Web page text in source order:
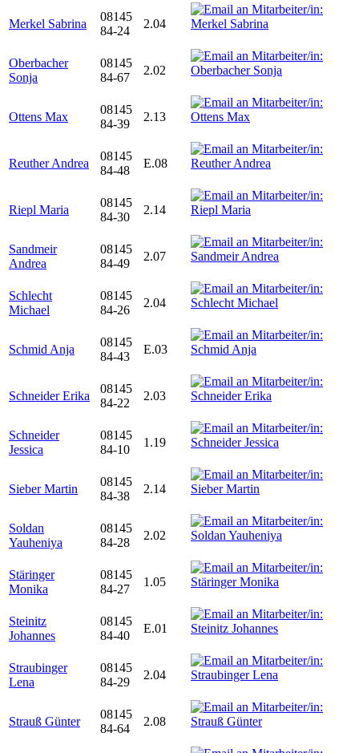
Merkel Sabrina
08145
84-24
2.04
Oberbacher
Sonja
08145
84-67
2.02
Ottens Max
08145
84-39
2.13
Reuther Andrea
08145
84-48
E.08
Riepl Maria
08145
84-30
2.14
Sandmeir
Andrea
08145
84-49
2.07
Schlecht
Michael
08145
84-26
2.04
Schmid Anja
08145
84-43
E.03
Schneider Erika
08145
84-22
2.03
Schneider
Jessica
08145
84-10
1.19
Sieber Martin
08145
84-38
2.14
Soldan
Yauheniya
08145
84-28
2.02
Stäringer
Monika
08145
84-27
1.05
Steinitz
Johannes
08145
84-40
E.01
Straubinger
Lena
08145
84-29
2.04
Strauß Günter
08145
84-64
2.08